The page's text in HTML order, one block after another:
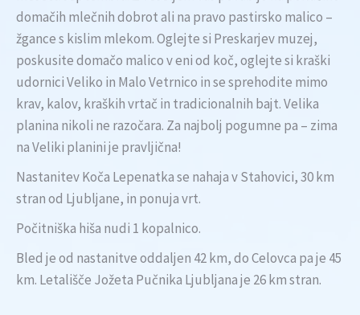
domačih mlečnih dobrot ali na pravo pastirsko malico –
žgance s kislim mlekom. Oglejte si Preskarjev muzej,
poskusite domačo malico v eni od koč, oglejte si kraški
udornici Veliko in Malo Vetrnico in se sprehodite mimo
krav, kalov, kraških vrtač in tradicionalnih bajt. Velika
planina nikoli ne razočara. Za najbolj pogumne pa – zima
na Veliki planini je pravljična!
Nastanitev Koča Lepenatka se nahaja v Stahovici, 30 km
stran od Ljubljane, in ponuja vrt.
Počitniška hiša nudi 1 kopalnico.
Bled je od nastanitve oddaljen 42 km, do Celovca pa je 45
km. Letališče Jožeta Pučnika Ljubljana je 26 km stran.